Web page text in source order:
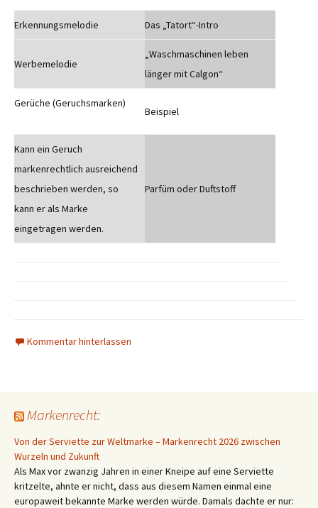
Erkennungsmelodie Das „Tatort“-Intro
Werbemelodie
„Waschmaschinen leben
länger mit Calgon“
Gerüche (Geruchsmarken)
Beispiel
Kann ein Geruch
markenrechtlich ausreichend
beschrieben werden, so
kann er als Marke
eingetragen werden.
Parfüm oder Duftstoff
Kommentar hinterlassen
Markenrecht:
Von der Serviette zur Weltmarke – Markenrecht 2026 zwischen
Wurzeln und Zukunft
Als Max vor zwanzig Jahren in einer Kneipe auf eine Serviette
kritzelte, ahnte er nicht, dass aus diesem Namen einmal eine
europaweit bekannte Marke werden würde. Damals dachte er nur: